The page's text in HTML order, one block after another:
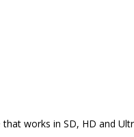
works in SD, HD and